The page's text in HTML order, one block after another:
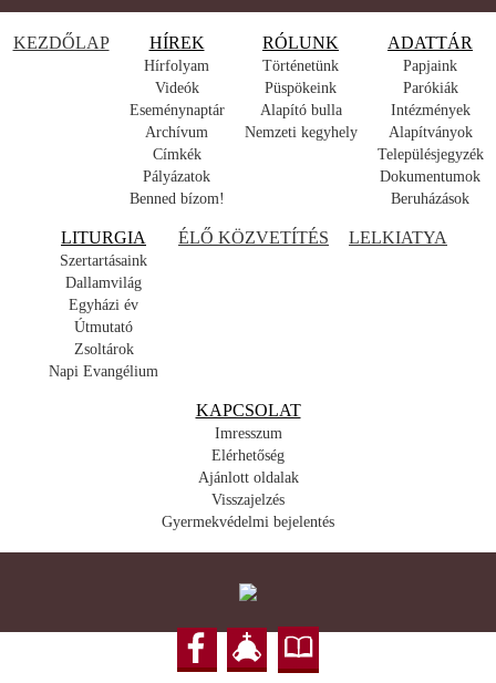
KEZDŐLAP HÍREK
Hírfolyam
Videók
Eseménynaptár
Archívum
Címkék
Pályázatok
Benned bízom!
RÓLUNK
Történetünk
Püspökeink
Alapító bulla
Nemzeti kegyhely
ADATTÁR
Papjaink
Parókiák
Intézmények
Alapítványok
Településjegyzék
Dokumentumok
Beruházások
LITURGIA
Szertartásaink
Dallamvilág
Egyházi év
Útmutató
Zsoltárok
Napi Evangélium
ÉLŐ KÖZVETÍTÉS LELKIATYA
KAPCSOLAT
Imresszum
Elérhetőség
Ajánlott oldalak
Visszajelzés
Gyermekvédelmi bejelentés